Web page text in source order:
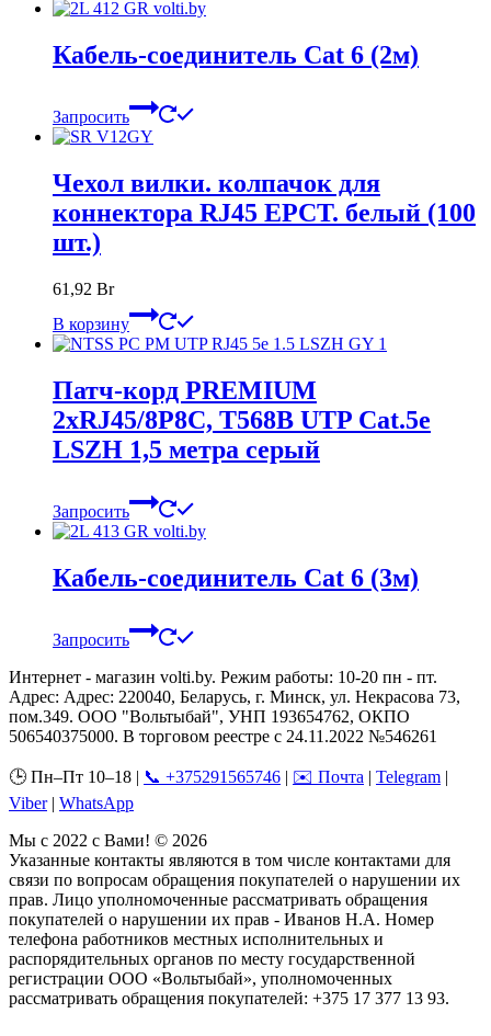
Кабель-соединитель Cat 6 (2м)
Запросить
Чехол вилки. колпачок для
коннектора RJ45 EPCT. белый (100
шт.)
61,92 Br
В корзину
Патч-корд PREMIUM
2xRJ45/8P8C, T568B UTP Cat.5e
LSZH 1,5 метра серый
Запросить
Кабель-соединитель Cat 6 (3м)
Запросить
Интернет - магазин volti.by. Режим работы: 10-20 пн - пт.
Адрес: Адрес: 220040, Беларусь, г. Минск, ул. Некрасова 73,
пом.349. ООО "Вольтыбай", УНП 193654762, ОКПО
506540375000. В торговом реестре с 24.11.2022 №546261
🕒 Пн–Пт 10–18 | 📞 +375291565746 | ✉️ Почта | Telegram |
Viber| WhatsApp
Мы с 2022 с Вами! © 2026
Указанные контакты являются в том числе контактами для
связи по вопросам обращения покупателей о нарушении их
прав. Лицо уполномоченные рассматривать обращения
покупателей о нарушении их прав - Иванов Н.А. Номер
телефона работников местных исполнительных и
распорядительных органов по месту государственной
регистрации ООО «Вольтыбай», уполномоченных
рассматривать обращения покупателей: +375 17 377 13 93.